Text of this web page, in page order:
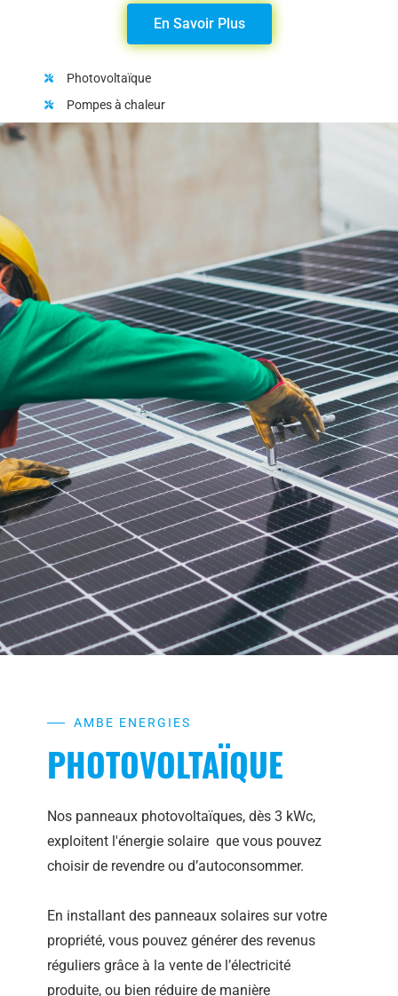
En Savoir Plus
Photovoltaïque
Pompes à chaleur
Climatisation
AMBE ENERGIES
PHOTOVOLTAÏQUE
Nos panneaux photovoltaïques, dès 3 kWc,
exploitent l'énergie solaire que vous pouvez
choisir de revendre ou d’autoconsommer.
En installant des panneaux solaires sur votre
propriété, vous pouvez générer des revenus
réguliers grâce à la vente de l’électricité
produite, ou bien réduire de manière